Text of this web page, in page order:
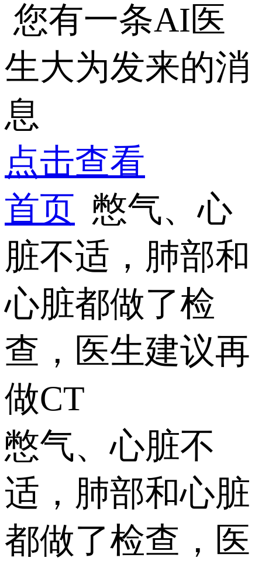
您有一条AI医
生大为发来的消
息
点击查看
首页 憋气、心
脏不适，肺部和
心脏都做了检
查，医生建议再
做CT
憋气、心脏不
适，肺部和心脏
都做了检查，医